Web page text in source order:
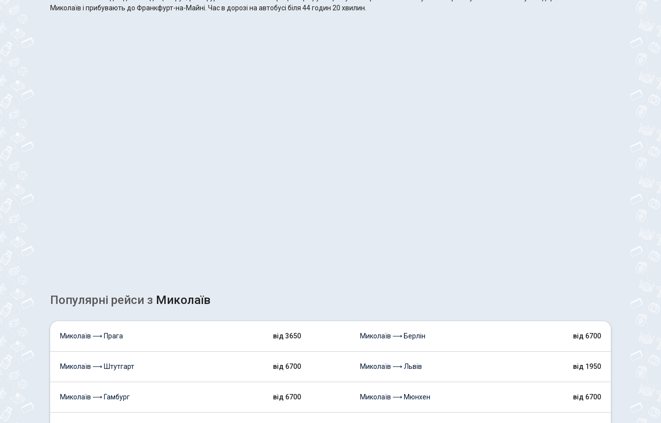
Миколаїв і прибувають до Франкфурт-на-Майні. Час в дорозі на автобусі біля 44 годин 20 хвилин.
Популярні рейcи з Миколаїв
Миколаїв ⟶ Прага від 3650
Миколаїв ⟶ Штутгарт від 6700
Миколаїв ⟶ Гамбург від 6700
Миколаїв ⟶ Берлін від 6700
Миколаїв ⟶ Львів від 1950
Миколаїв ⟶ Мюнхен від 6700